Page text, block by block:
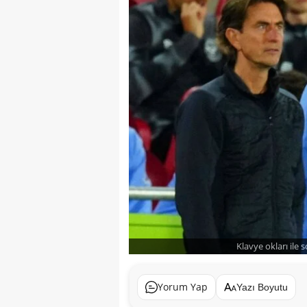
Klavye okları ile
Yorum Yap Yazı Boyutu